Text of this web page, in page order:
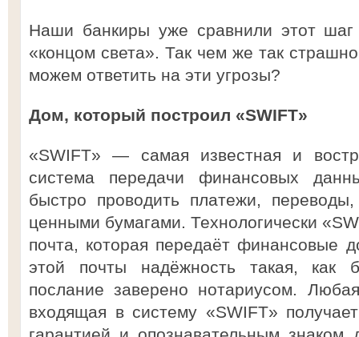
Наши банкиры уже сравнили этот
«концом света». Так чем же так
можем ответить на эти угрозы?
Дом, который построил «SWIFT»
«SWIFT» — самая известная и
система передачи финансовых
быстро проводить платежи,
ценными бумагами. Технологически
почта, которая передаёт финансовые
этой почты надёжность такая, как
послание заверено нотариусом.
входящая в систему «SWIFT»